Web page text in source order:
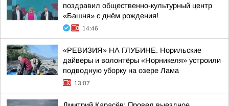
поздравил общественно-культурный центр
«Башня» с днём рождения!
14:46
«РЕВИЗИЯ» НА ГЛУБИНЕ. Норильские
дайверы и волонтёры «Норникеля» устроили
подводную уборку на озере Лама
13:07